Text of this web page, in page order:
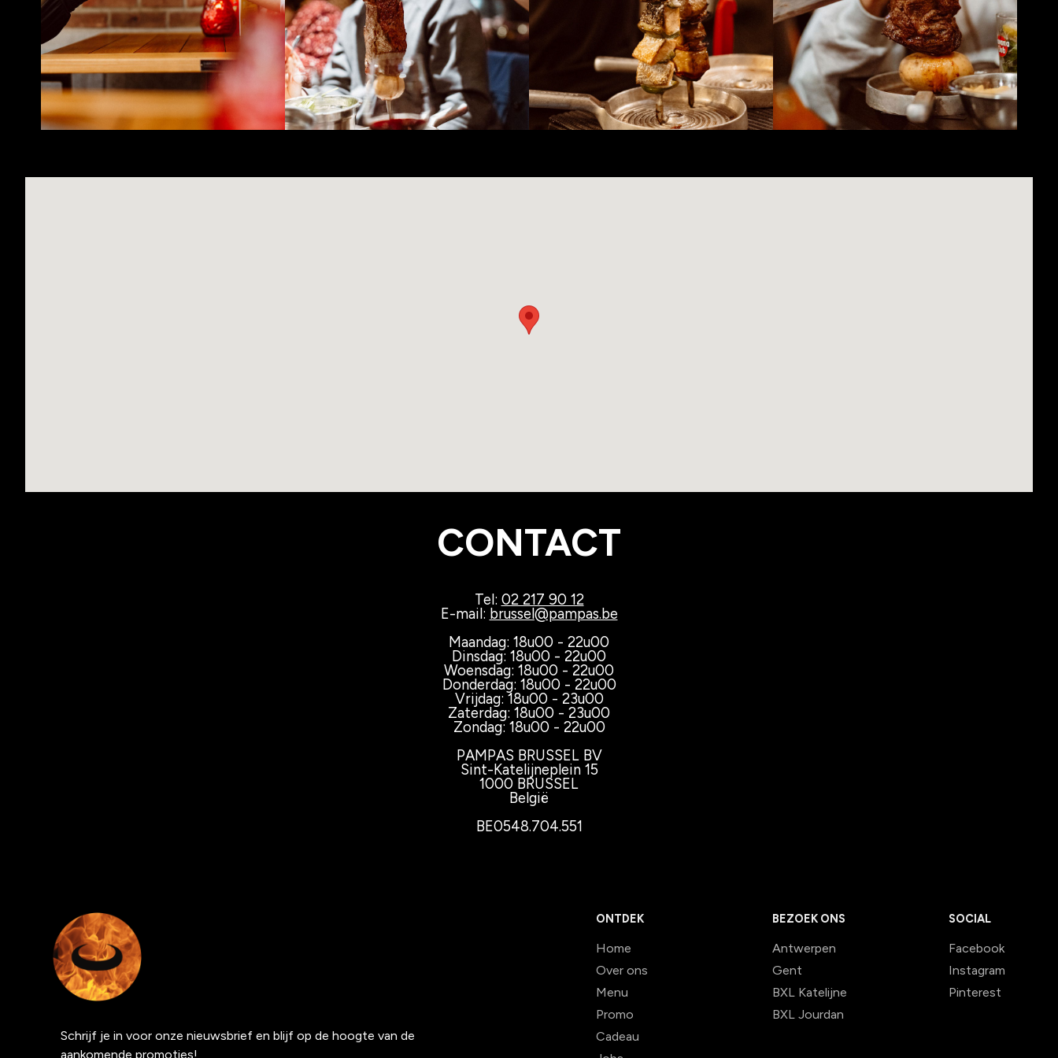
CONTACT
Tel: 02 217 90 12
E-mail: brussel@pampas.be
Maandag: 18u00 - 22u00
Dinsdag: 18u00 - 22u00
Woensdag: 18u00 - 22u00
Donderdag: 18u00 - 22u00
Vrijdag: 18u00 - 23u00
Zaterdag: 18u00 - 23u00
Zondag: 18u00 - 22u00
PAMPAS BRUSSEL BV
Sint-Katelijneplein 15
1000 BRUSSEL
België
BE0548.704.551
Schrijf je in voor onze nieuwsbrief en blijf op de hoogte van de
aankomende promoties!
ONTDEK
Home
Over ons
Menu
Promo
Cadeau
BEZOEK ONS
Antwerpen
Gent
BXL Katelijne
BXL Jourdan
SOCIAL
Facebook
Instagram
Pinterest